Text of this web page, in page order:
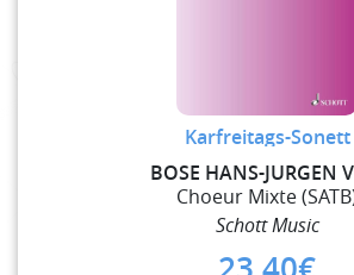
Karfreitags-Sonett
BOSE HANS-JURGEN
Choeur Mixte
Schott Music